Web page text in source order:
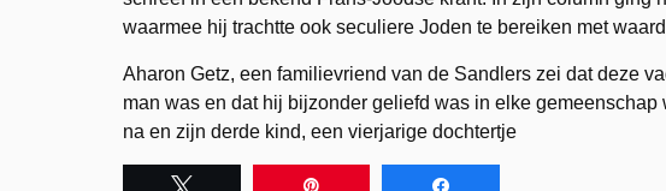
waarmee hij trachtte ook seculiere Joden te bereiken met
Aharon Getz, een familievriend van de Sandlers zei dat deze
man was en dat hij bijzonder geliefd was in elke
na en zijn derde kind, een vierjarige dochtertje